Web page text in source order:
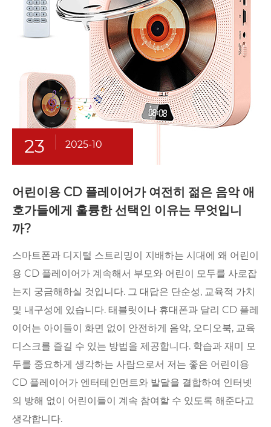
23 2025-10
어린이용 CD 플레이어가 여전히 젊은 음악 애
호가들에게 훌륭한 선택인 이유는 무엇입니
까?
​스마트폰과 디지털 스트리밍이 지배하는 시대에 왜 어린이
용 CD 플레이어가 계속해서 부모와 어린이 모두를 사로잡
는지 궁금해하실 것입니다. 그 대답은 단순성, 교육적 가치
및 내구성에 있습니다. 태블릿이나 휴대폰과 달리 CD 플레
이어는 아이들이 화면 없이 안전하게 음악, 오디오북, 교육
디스크를 즐길 수 있는 방법을 제공합니다. 학습과 재미 모
두를 중요하게 생각하는 사람으로서 저는 좋은 어린이용
CD 플레이어가 엔터테인먼트와 발달을 결합하여 인터넷
의 방해 없이 어린이들이 계속 참여할 수 있도록 해준다고
생각합니다.